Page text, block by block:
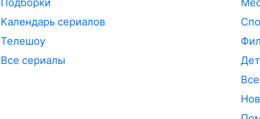
Календарь сериалов
Телешоу
Все сериалы